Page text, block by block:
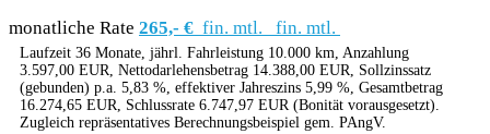
monatliche Rate 265,- € fin. mtl. fin. mtl.
Laufzeit 36 Monate, jährl. Fahrleistung 10.000 km, Anzahlung
3.597,00 EUR, Nettodarlehensbetrag 14.388,00 EUR, Sollzinssatz
(gebunden) p.a. 5,83 %, effektiver Jahreszins 5,99 %, Gesamtbetrag
16.274,65 EUR, Schlussrate 6.747,97 EUR (Bonität vorausgesetzt).
Zugleich repräsentatives Berechnungsbeispiel gem. PAngV.